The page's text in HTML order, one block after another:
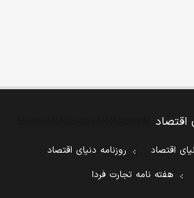
اقتصاد
اقتصاد
روزنامه دنیای اقتصاد
هفته نامه تجارت فردا